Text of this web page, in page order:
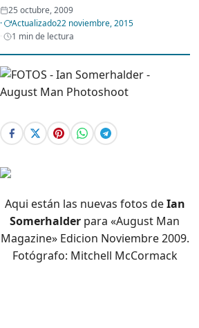
Webisodios
25 octubre, 2009
Actualizado22 noviembre, 2015
1 min de lectura
Aqui están las nuevas fotos deIan
Somerhalder para «August Man
Magazine» Edicion Noviembre 2009.
Fotógrafo: Mitchell McCormack